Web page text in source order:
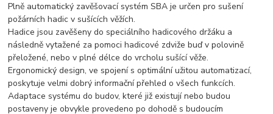
Plně automatický zavěšovací systém SBA je určen pro sušení
požárních hadic v sušících věžích.
Hadice jsou zavěšeny do speciálního hadicového držáku a
následně vytažené za pomoci hadicové zdviže buď v polovině
přeložené, nebo v plné délce do vrcholu sušící věže.
Ergonomický design, ve spojení s optimální užitou automatizací,
poskytuje velmi dobrý informační přehled o všech funkcích.
Adaptace systému do budov, které již existují nebo budou
postaveny je obvykle provedeno po dohodě s budoucím